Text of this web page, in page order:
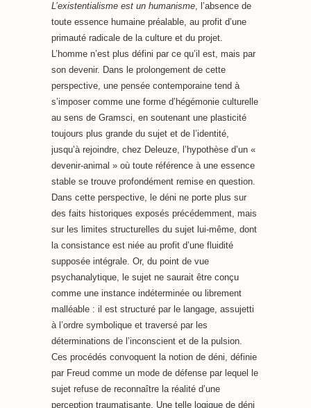
L’existentialisme est un humanisme, l’absence de
toute essence humaine préalable, au profit d’une
primauté radicale de la culture et du projet.
L’homme n’est plus défini par ce qu’il est, mais par
son devenir. Dans le prolongement de cette
perspective, une pensée contemporaine tend à
s’imposer comme une forme d’hégémonie culturelle
au sens de Gramsci, en soutenant une plasticité
toujours plus grande du sujet et de l’identité,
jusqu’à rejoindre, chez Deleuze, l’hypothèse d’un «
devenir-animal » où toute référence à une essence
stable se trouve profondément remise en question.
Dans cette perspective, le déni ne porte plus sur
des faits historiques exposés précédemment, mais
sur les limites structurelles du sujet lui-même, dont
la consistance est niée au profit d’une fluidité
supposée intégrale. Or, du point de vue
psychanalytique, le sujet ne saurait être conçu
comme une instance indéterminée ou librement
malléable : il est structuré par le langage, assujetti
à l’ordre symbolique et traversé par les
déterminations de l’inconscient et de la pulsion.
Ces procédés convoquent la notion de déni, définie
par Freud comme un mode de défense par lequel le
sujet refuse de reconnaître la réalité d’une
perception traumatisante. Une telle logique de déni